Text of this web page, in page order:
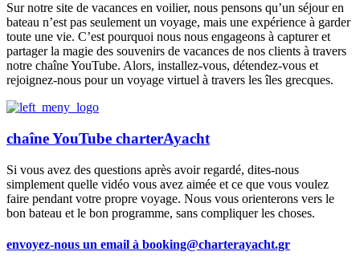
Sur notre site de vacances en voilier, nous pensons qu’un séjour en
bateau n’est pas seulement un voyage, mais une expérience à garder
toute une vie. C’est pourquoi nous nous engageons à capturer et
partager la magie des souvenirs de vacances de nos clients à travers
notre chaîne YouTube. Alors, installez-vous, détendez-vous et
rejoignez-nous pour un voyage virtuel à travers les îles grecques.
chaîne YouTube charterAyacht
Si vous avez des questions après avoir regardé, dites-nous
simplement quelle vidéo vous avez aimée et ce que vous voulez
faire pendant votre propre voyage. Nous vous orienterons vers le
bon bateau et le bon programme, sans compliquer les choses.
envoyez-nous un email à booking@charterayacht.gr